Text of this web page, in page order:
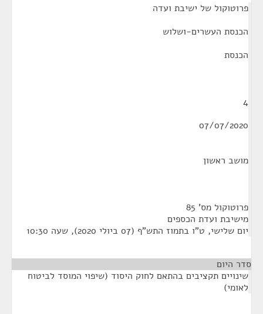
פרוטוקול של ישיבת ועדה
הכנסת העשרים-ושלוש
הכנסת
4
07/07/2020
מושב ראשון
פרוטוקול מס' 85
מישיבת ועדת הכספים
יום שלישי, ט"ו בתמוז התש"ף (07 ביולי 2020), שעה 10:30
סדר היום
שינויים תקציבים בהתאם לחוק היסוד (שיפוי המוסד לביטוח
לאומי)